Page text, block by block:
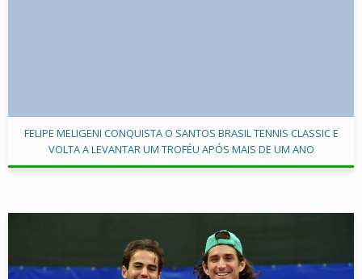
FELIPE MELIGENI CONQUISTA O SANTOS BRASIL TENNIS CLASSIC E
VOLTA A LEVANTAR UM TROFÉU APÓS MAIS DE UM ANO